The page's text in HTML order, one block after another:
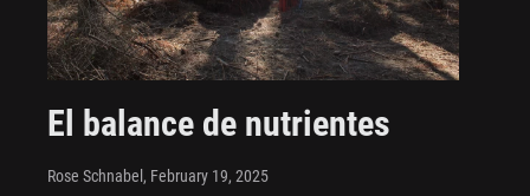
El balance de nutrientes
Rose Schnabel , February 19, 2025